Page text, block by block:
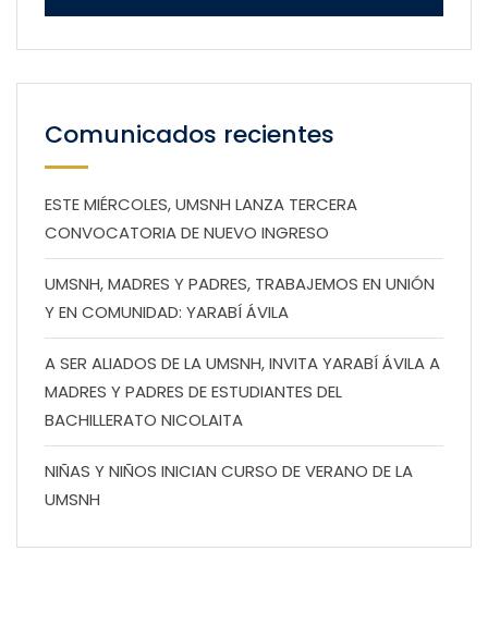
Comunicados recientes
ESTE MIÉRCOLES, UMSNH LANZA TERCERA
CONVOCATORIA DE NUEVO INGRESO
UMSNH, MADRES Y PADRES, TRABAJEMOS EN UNIÓN
Y EN COMUNIDAD: YARABÍ ÁVILA
A SER ALIADOS DE LA UMSNH, INVITA YARABÍ ÁVILA A
MADRES Y PADRES DE ESTUDIANTES DEL
BACHILLERATO NICOLAITA
NIÑAS Y NIÑOS INICIAN CURSO DE VERANO DE LA
UMSNH